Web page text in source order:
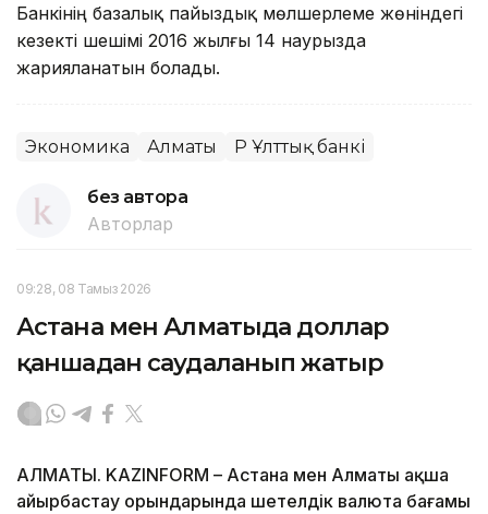
Банкінің базалық пайыздық мөлшерлеме жөніндегі
кезекті шешімі 2016 жылғы 14 наурызда
жарияланатын болады.
Экономика Алматы ҚР Ұлттық банкі
без автора
Авторлар
09:28, 08 Тамыз 2026
Астана мен Алматыда доллар
қаншадан саудаланып жатыр
АЛМАТЫ. KAZINFORM – Астана мен Алматы ақша
айырбастау орындарында шетелдік валюта бағамы